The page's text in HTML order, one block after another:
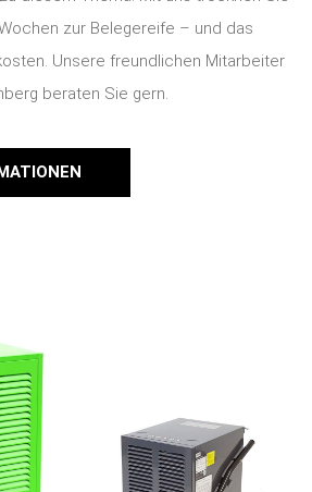
zur Belegereife – und das
Unsere freundlichen Mitarbeiter
beraten Sie gern.